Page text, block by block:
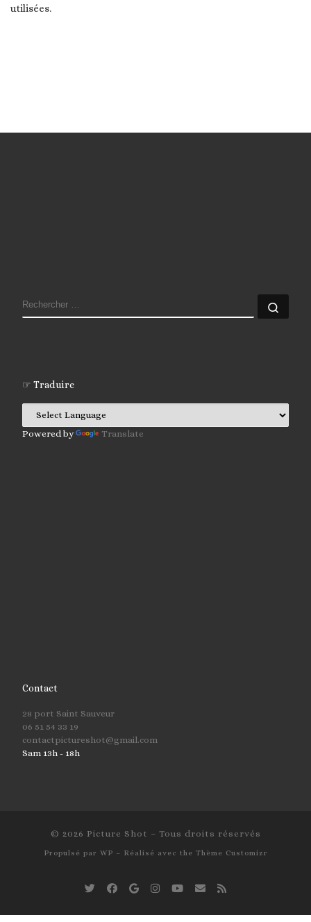
utilisées.
RECHERCHER
☞ Traduire
Powered by Translate
Contact
28 port Saint Sauveur
06 51 54 33 19
contactpictureshot@gmail.com
Sam 13h - 18h
© 2026 Picture Shot – Tous droits réservés
Propulsé par WP – Réalisé avec the Thème Customizr